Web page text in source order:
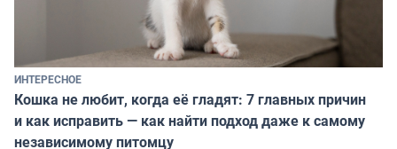
ИНТЕРЕСНОЕ
Кошка не любит, когда её гладят: 7 главных причин
и как исправить — как найти подход даже к самому
независимому питомцу